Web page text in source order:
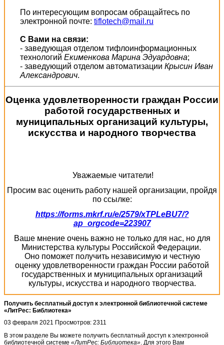
По интересующим вопросам обращайтесь по
электронной почте: tiflotech@mail.ru
С Вами на связи:
- заведующая отделом тифлоинформационных
технологий Екименкова Марина Эдуардовна;
- заведующий отделом автоматизации Крысин Иван
Александрович.
Оценка удовлетворенности граждан России
работой государственных и
муниципальных организаций культуры,
искусства и народного творчества
Уважаемые читатели!
Просим вас оценить работу нашей организации, пройдя
по ссылке:
https://forms.mkrf.ru/e/2579/xTPLeBU7/?
ap_orgcode=223907
Ваше мнение очень важно не только для нас, но для
Министерства культуры Российской Федерации.
Оно поможет получить независимую и честную
оценку удовлетворенности граждан России работой
государственных и муниципальных организаций
культуры, искусства и народного творчества.
Получить бесплатный доступ к электронной библиотечной системе
«ЛитРес: Библиотека»
03 февраля 2021 Просмотров: 2311
В этом разделе Вы можете получить бесплатный доступ к электронной
библиотечной системе «ЛитРес: Библиотека» . Для этого Вам